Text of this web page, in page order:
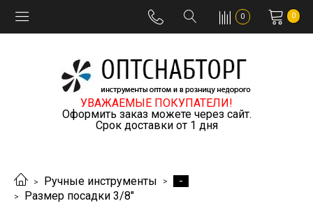
0 0
УВАЖАЕМЫЕ ПОКУПАТЕЛИ!
Оформить заказ можете через сайт.
Срок доставки от 1 дня
Ручные инструменты
-
Размер посадки 3/8"